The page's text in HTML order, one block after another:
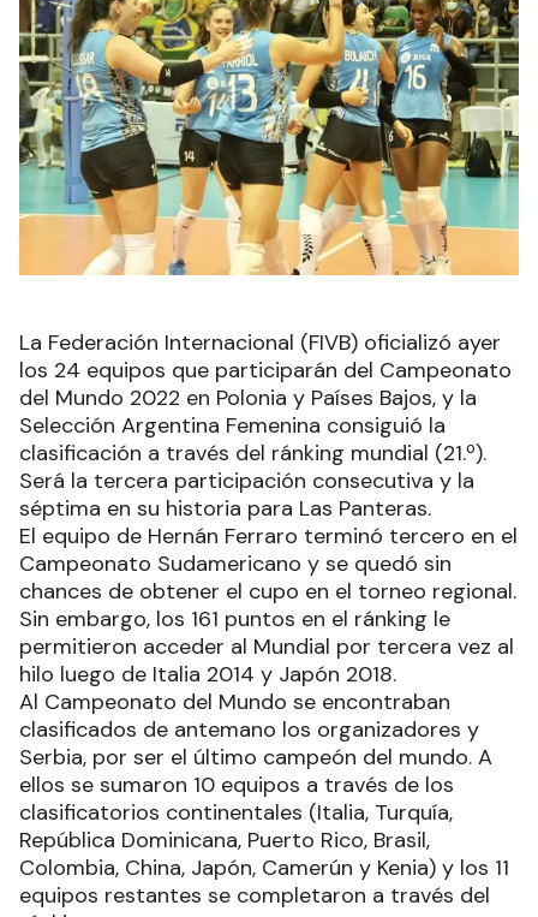
La Federación Internacional (FIVB) oficializó ayer
los 24 equipos que participarán del Campeonato
del Mundo 2022 en Polonia y Países Bajos, y la
Selección Argentina Femenina consiguió la
clasificación a través del ránking mundial (21.º).
Será la tercera participación consecutiva y la
séptima en su historia para Las Panteras.
El equipo de Hernán Ferraro terminó tercero en el
Campeonato Sudamericano y se quedó sin
chances de obtener el cupo en el torneo regional.
Sin embargo, los 161 puntos en el ránking le
permitieron acceder al Mundial por tercera vez al
hilo luego de Italia 2014 y Japón 2018.
Al Campeonato del Mundo se encontraban
clasificados de antemano los organizadores y
Serbia, por ser el último campeón del mundo. A
ellos se sumaron 10 equipos a través de los
clasificatorios continentales (Italia, Turquía,
República Dominicana, Puerto Rico, Brasil,
Colombia, China, Japón, Camerún y Kenia) y los 11
equipos restantes se completaron a través del